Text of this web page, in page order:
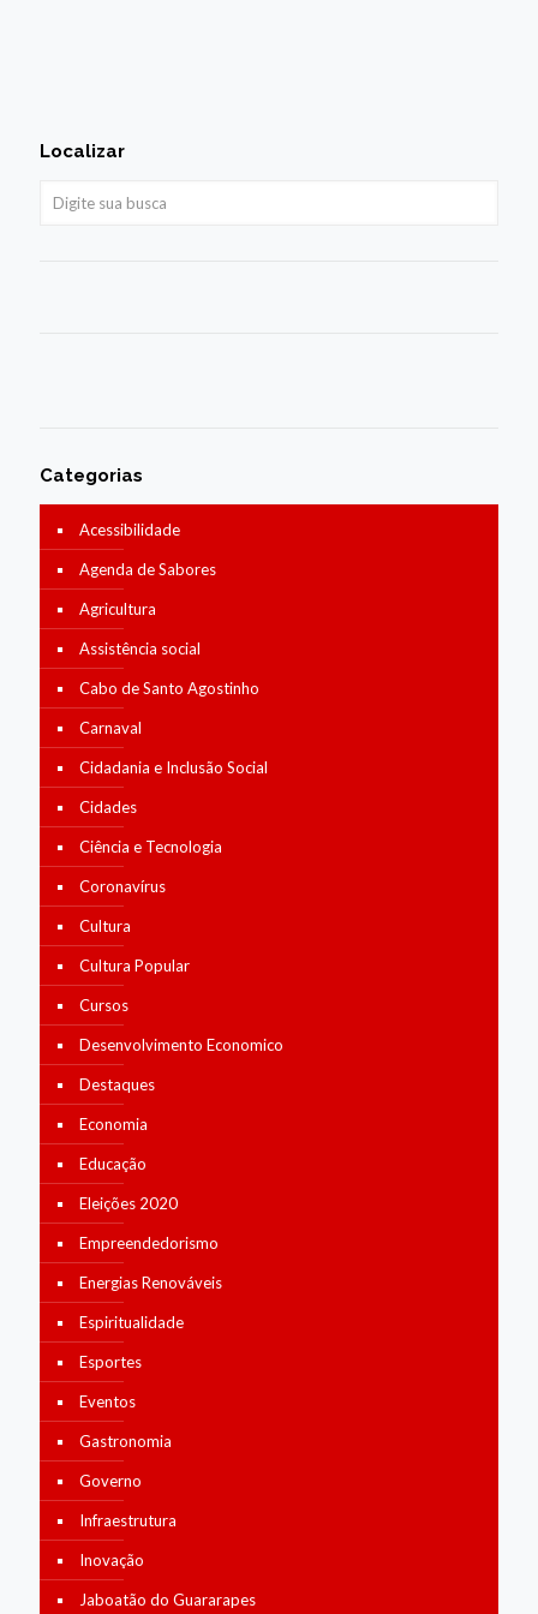
Localizar
Categorias
Acessibilidade
Agenda de Sabores
Agricultura
Assistência social
Cabo de Santo Agostinho
Carnaval
Cidadania e Inclusão Social
Cidades
Ciência e Tecnologia
Coronavírus
Cultura
Cultura Popular
Cursos
Desenvolvimento Economico
Destaques
Economia
Educação
Eleições 2020
Empreendedorismo
Energias Renováveis
Espiritualidade
Esportes
Eventos
Gastronomia
Governo
Infraestrutura
Inovação
Jaboatão do Guararapes